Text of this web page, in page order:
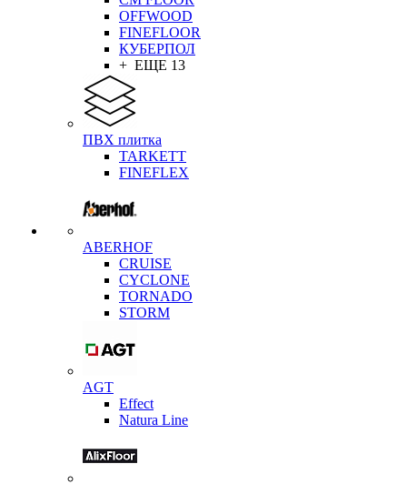
OFFWOOD
FINEFLOOR
КУБЕРПОЛ
+ ЕЩЕ 13
ПВХ плитка
TARKETT
FINEFLEX
ABERHOF
CRUISE
CYCLONE
TORNADO
STORM
AGT
Effect
Natura Line